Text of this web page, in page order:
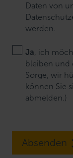
Daten von
werden.
Ja , ich
bleiben und
Sorge, wir
können Sie
abmelden.)
Absenden